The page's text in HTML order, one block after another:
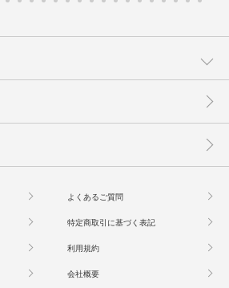
よくあるご質問
特定商取引に基づく表記
利用規約
会社概要